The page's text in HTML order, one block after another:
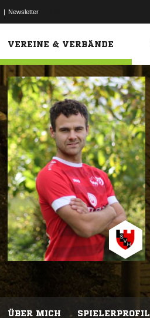
| Newsletter
VEREINE & VERBÄNDE
ÜBER MICH SPIELERPROFIL